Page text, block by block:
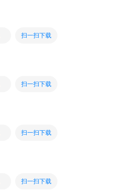
扫一扫下载
扫一扫下载
扫一扫下载
扫一扫下载